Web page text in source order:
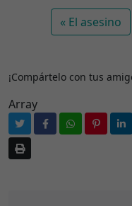
El asesino
¡Compártelo con tus
Array